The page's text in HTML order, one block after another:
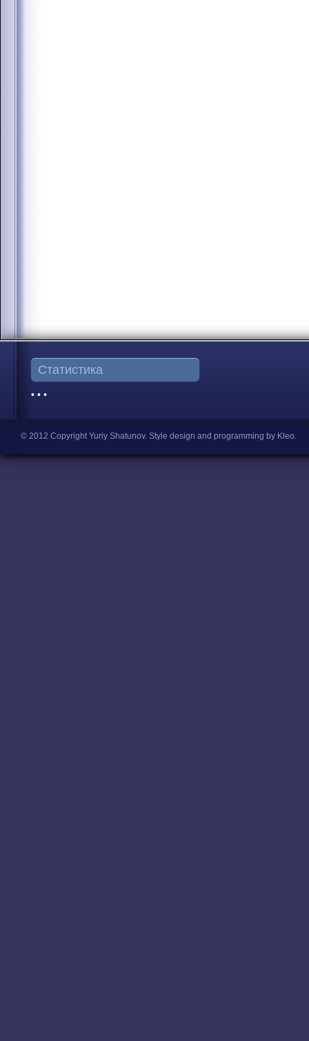
Статистика
• • •
© 2012 Copyright Yuriy Shatunov. Style design and programming by Kleo.